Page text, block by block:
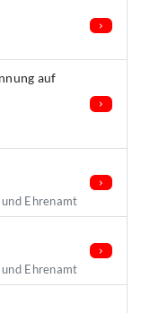
auf
Ehrenamt
Ehrenamt